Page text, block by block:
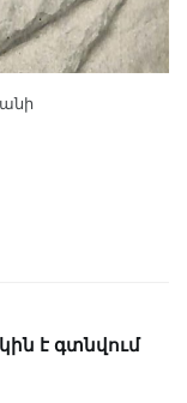
է գտնվում